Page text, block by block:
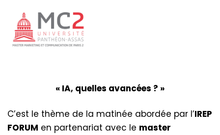
« IA, quelles avancées ? »
C’est le thème de la matinée abordée par l’IREP
FORUM en partenariat avec le master